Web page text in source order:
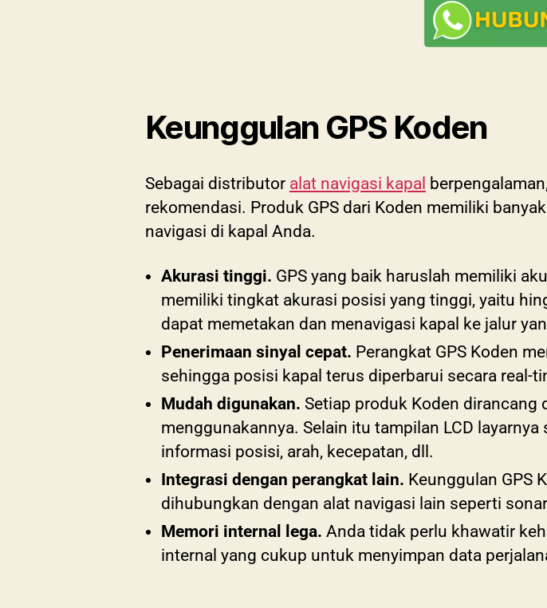
Keunggulan GPS Koden
Sebagai distributor alat navigasi kapal
rekomendasi. Produk GPS dari Koden memiliki
navigasi di kapal Anda.
Akurasi tinggi. GPS yang baik haruslah memiliki
memiliki tingkat akurasi posisi yang tinggi, yaitu
dapat memetakan dan menavigasi kapal ke jalur
Penerimaan sinyal cepat. Perangkat GPS Koden
sehingga posisi kapal terus diperbarui secara real-
Mudah digunakan. Setiap produk Koden dirancang
menggunakannya. Selain itu tampilan LCD
informasi posisi, arah, kecepatan, dll.
Integrasi dengan perangkat lain. Keunggulan GPS
dihubungkan dengan alat navigasi lain seperti
Memori internal lega. Anda tidak perlu khawatir
internal yang cukup untuk menyimpan data